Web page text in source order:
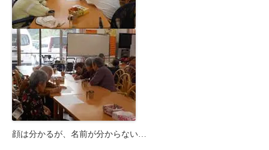
顔は分かるが、名前が分からない…